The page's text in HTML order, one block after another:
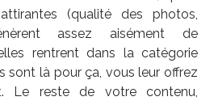
(qualité des photos,
assez aisément de
rentrent dans la catégorie
sont là pour ça, vous leur offrez
Le reste de votre contenu,